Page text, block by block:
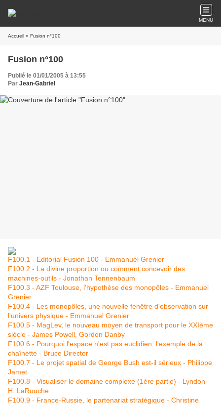
MENU
Accueil » Fusion n°100
Fusion n°100
Publié le 01/01/2005 à 13:55
Par Jean-Gabriel
F100.1 - Editorial Fusion 100 - Emmanuel Grenier
F100.2 - La divine proportion ou comment concevoir des
machines-outils - Jonathan Tennenbaum
F100.3 - AZF Toulouse, l'hypothèse des monopôles - Emmanuel
Grenier
F100.4 - Les monopôles, une nouvelle fenêtre d'observation sur
l'univers physique - Emmanuel Grenier
F100.5 - MagLev, le nouveau moyen de transport pour le XXIème
siècle - James Powell, Gordon Danby
F100.6 - Pourquoi l'espace n'est pas euclidien, l'exemple de la
chaînette - Bruce Director
F100.7 - Le projet spatial de George Bush est-il sérieux - Philippe
Jamet
F100.8 - Visualiser le domaine complexe (1ère partie) - Lyndon
H. LaRouche
F100.9 - France-Russie, le partenariat stratégique - Christine